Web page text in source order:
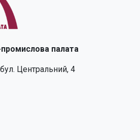
палата
Центральний, 4